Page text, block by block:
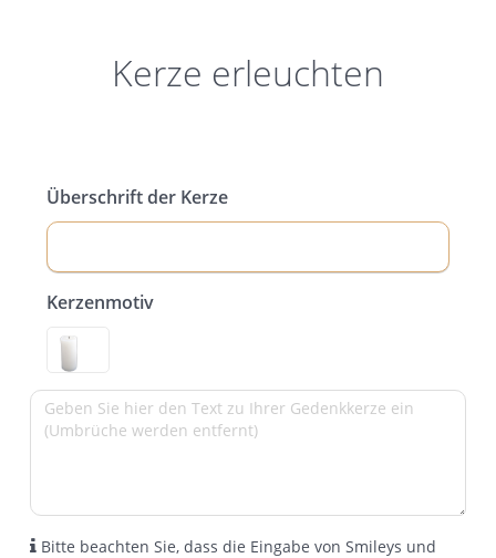
Kerze erleuchten
Überschrift der Kerze
Kerzenmotiv
Bitte beachten Sie, dass die Eingabe von Smileys und